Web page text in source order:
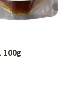
100g